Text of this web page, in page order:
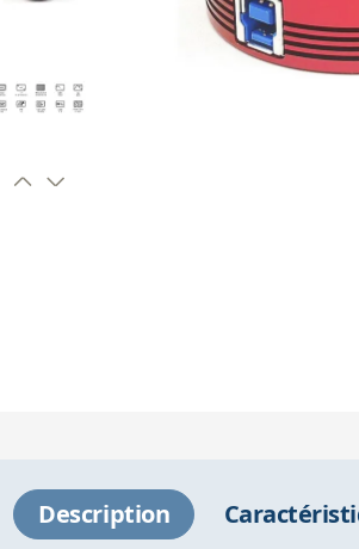
Description